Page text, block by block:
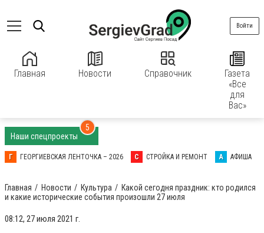
Главная Новости Справочник
Газета
«Все
для
Вас»
Войти
Наши спецпроекты
5
Г ГЕОРГИЕВСКАЯ ЛЕНТОЧКА – 2026 С СТРОЙКА И РЕМОНТ А АФИША
Главная Новости Культура
Какой сегодня праздник: кто родился
и какие исторические события произошли 27 июля
08:12, 27 июля 2021 г.